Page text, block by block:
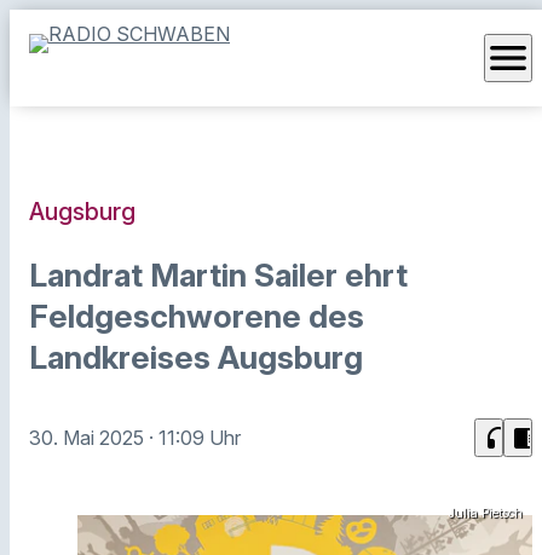
menu
Augsburg
Landrat Martin Sailer ehrt
Feldgeschworene des
Landkreises Augsburg
30. Mai 2025 · 11:09 Uhr headphones chrome_reader_mode
Julia Pietsch